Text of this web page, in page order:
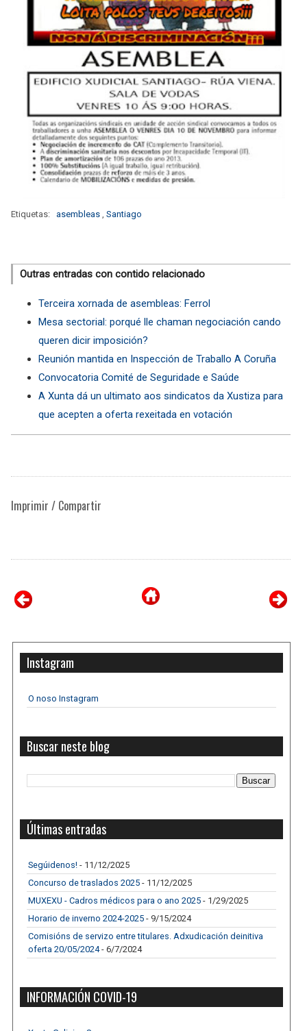
Etiquetas: asembleas , Santiago
Outras entradas con contido relacionado
Terceira xornada de asembleas: Ferrol
Mesa sectorial: porqué lle chaman negociación cando
queren dicir imposición?
Reunión mantida en Inspección de Traballo A Coruña
Convocatoria Comité de Seguridade e Saúde
A Xunta dá un ultimato aos sindicatos da Xustiza para
que acepten a oferta rexeitada en votación
Imprimir / Compartir
Instagram
O noso Instagram
Buscar neste blog
Últimas entradas
Segúidenos! - 11/12/2025
Concurso de traslados 2025 - 11/12/2025
MUXEXU - Cadros médicos para o ano 2025 - 1/29/2025
Horario de inverno 2024-2025 - 9/15/2024
Comisións de servizo entre titulares. Adxudicación deinitiva
oferta 20/05/2024- 6/7/2024
INFORMACIÓN COVID-19